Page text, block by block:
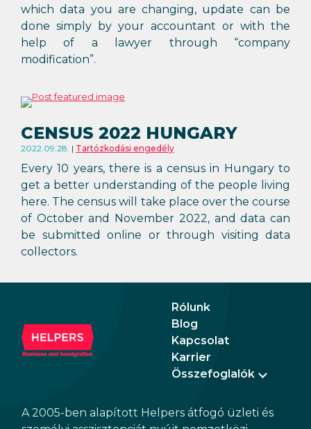
which data you are changing, update can be
done simply by your accountant or with the
help of a lawyer through “company
modification”.
CENSUS 2022 HUNGARY
2022.09.28. Tartózkodási engedély
Every 10 years, there is a census in Hungary to
get a better understanding of the people living
here. The census will take place over the course
of October and November 2022, and data can
be submitted online or through visiting data
collectors.
Rólunk
Blog
Kapcsolat
Karrier
Összefoglalók
A 2005-ben alapított Helpers átfogó üzleti és